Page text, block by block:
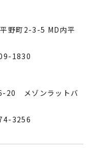
野町2-3-5 MD内平
1830
20 メゾンラットバ
3256